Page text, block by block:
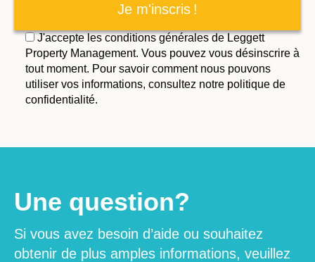
Je m'inscris !
J'accepte les conditions générales de Leggett
Property Management. Vous pouvez vous désinscrire à
tout moment. Pour savoir comment nous pouvons
utiliser vos informations, consultez notre politique de
confidentialité.
Une question?
Si vous avez besoin d’aide ou souhaitez
obtenir de plus amples informations, veuillez